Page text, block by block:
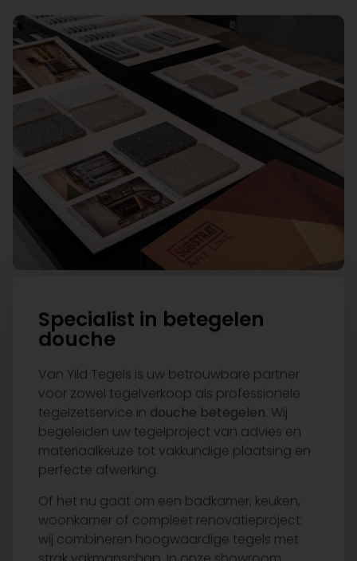
douche
voor zowel tegelverkoop als professionele
tegelzetservice indouchebetegelen. Wij
begeleiden uw tegelproject van advies en
materiaalkeuze tot vakkundige plaatsing en
perfecte afwerking.
Of het nu gaat om een badkamer, keuken,
woonkamer of compleet renovatieproject:
wij combineren hoogwaardige tegels met
strak vakmanschap. In onze showroom
adviseren wij u persoonlijk over stijl, formaat